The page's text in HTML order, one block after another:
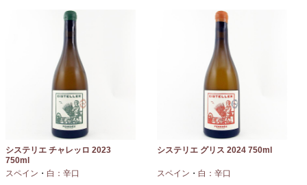
システリエ チャレッロ 2023
750ml
スペイン ・ 白：辛口
システリエ グリス 2024 750ml
スペイン ・ 白：辛口